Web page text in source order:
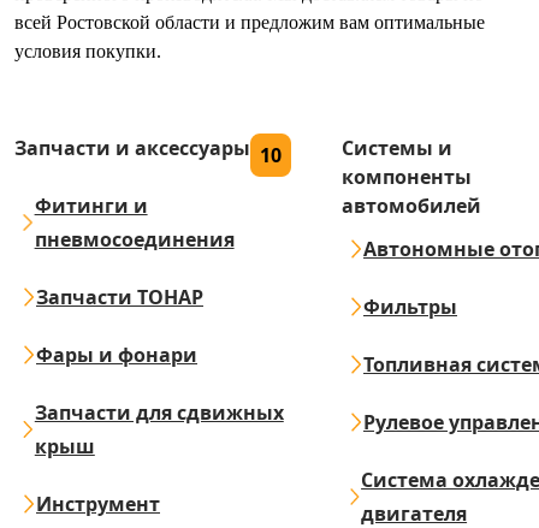
всей Ростовской области и предложим вам оптимальные
условия покупки.
Запчасти и аксессуары 10
Фитинги и
пневмосоединения
Запчасти ТОНАР
Фары и фонари
Запчасти для сдвижных
крыш
Инструмент
Системы и
компоненты
автомобилей
Автономные
Фильтры
Топливная
Рулевое
Система
двигателя